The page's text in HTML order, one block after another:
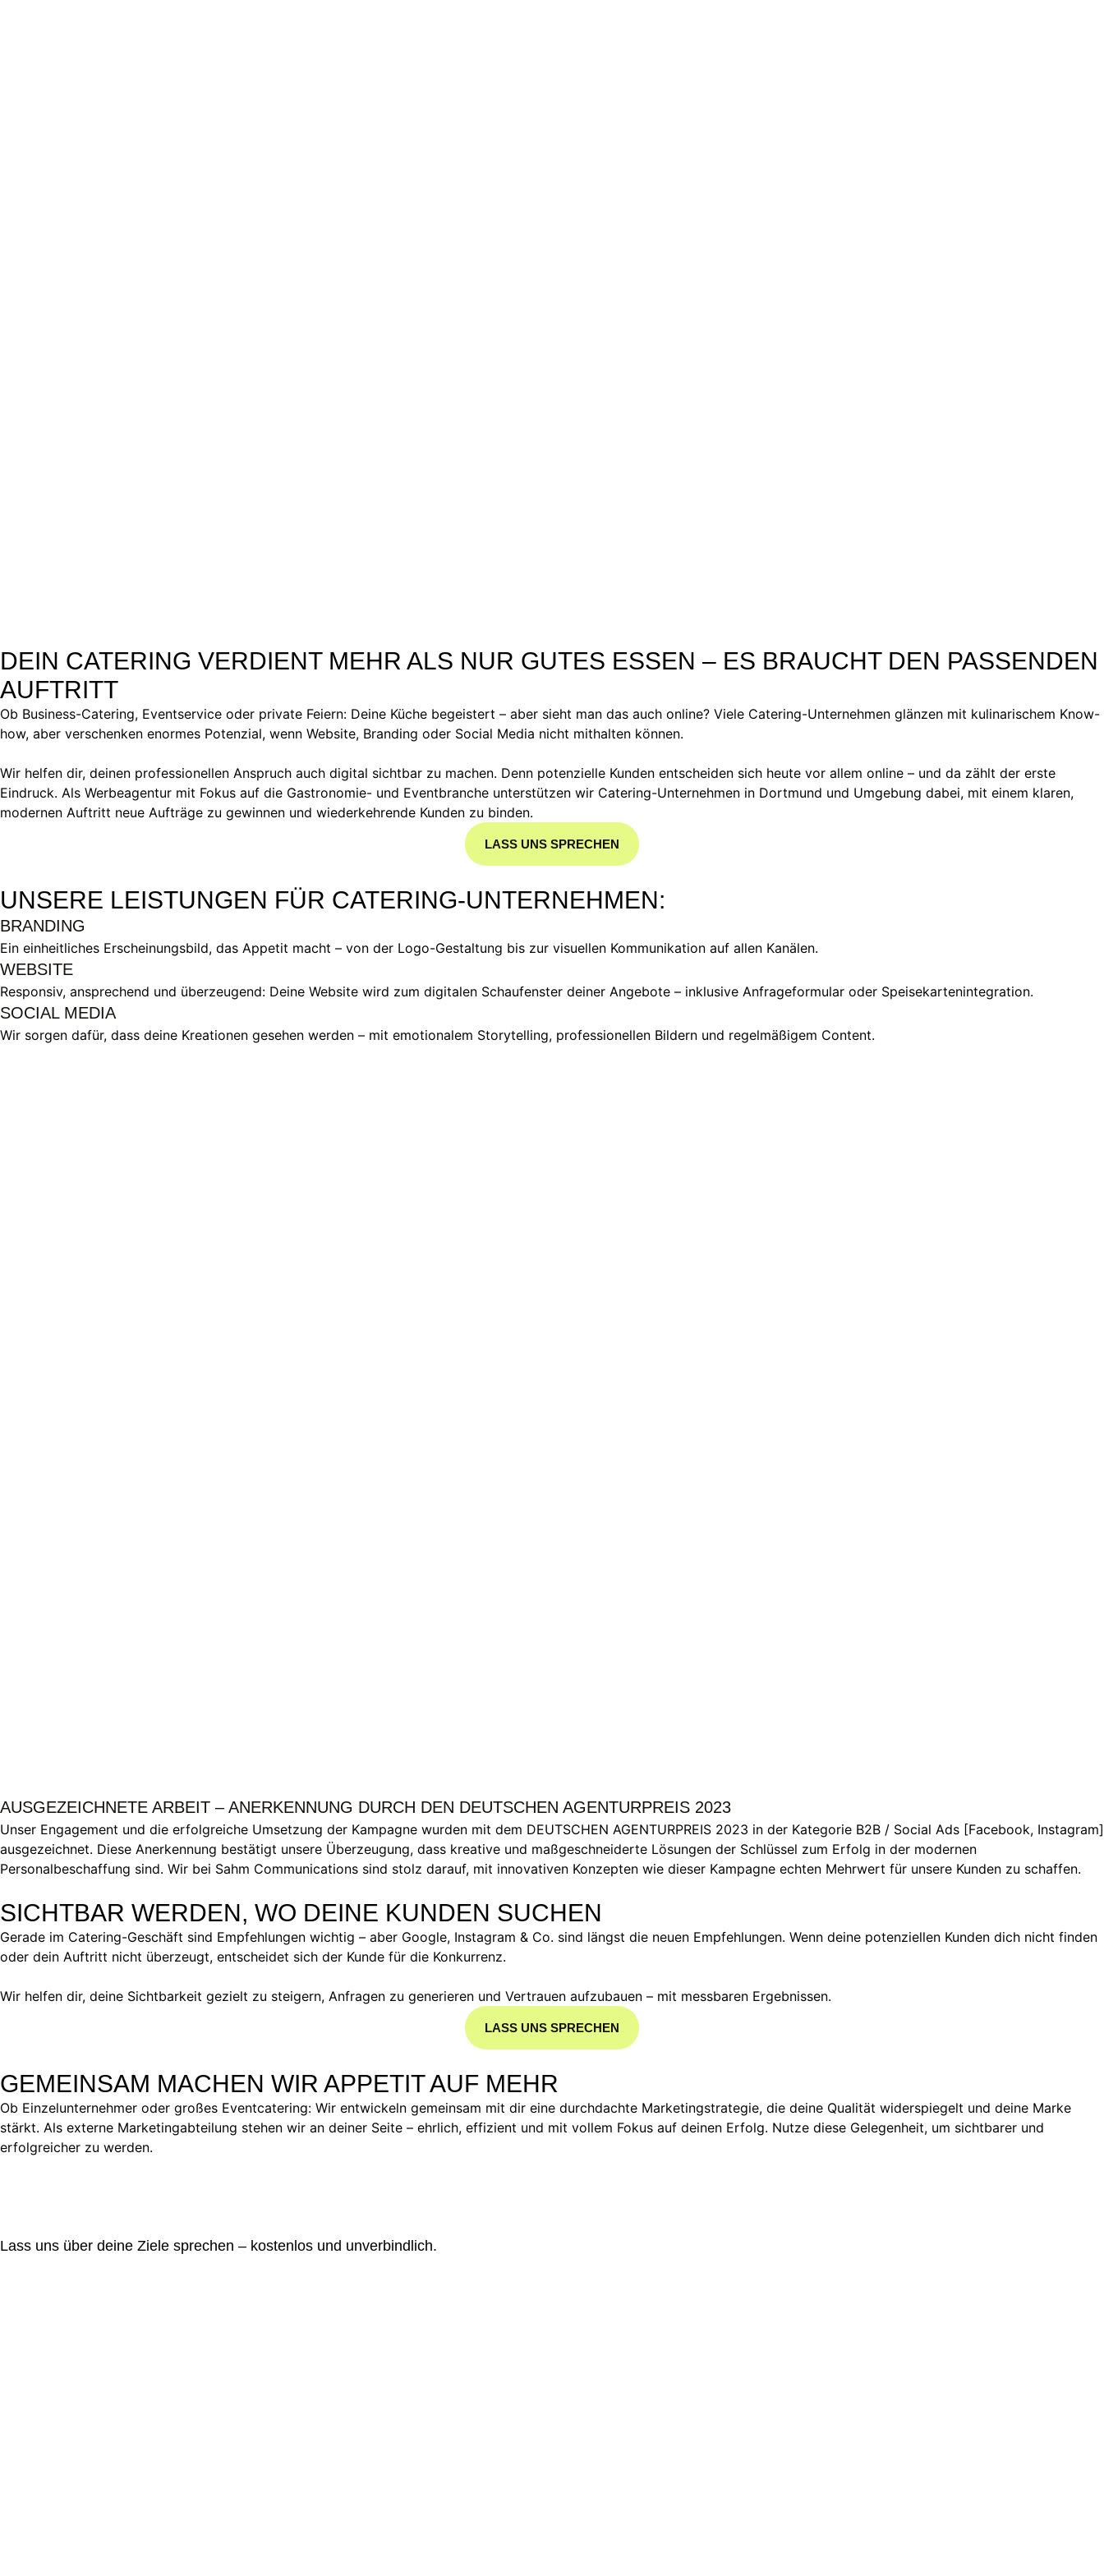
DEIN CATERING VERDIENT MEHR ALS NUR GUTES ESSEN – ES BRAUCHT DEN PASSENDEN
AUFTRITT
Ob Business-Catering, Eventservice oder private Feiern: Deine Küche begeistert – aber sieht man das auch online? Viele Catering-Unternehmen glänzen mit kulinarischem Know-
how, aber verschenken enormes Potenzial, wenn Website, Branding oder Social Media nicht mithalten können.
Wir helfen dir, deinen professionellen Anspruch auch digital sichtbar zu machen. Denn potenzielle Kunden entscheiden sich heute vor allem online – und da zählt der erste
Eindruck. Als Werbeagentur mit Fokus auf die Gastronomie- und Eventbranche unterstützen wir Catering-Unternehmen in Dortmund und Umgebung dabei, mit einem klaren,
modernen Auftritt neue Aufträge zu gewinnen und wiederkehrende Kunden zu binden.
LASS UNS SPRECHEN
UNSERE LEISTUNGEN FÜR CATERING-UNTERNEHMEN:
BRANDING
Ein einheitliches Erscheinungsbild, das Appetit macht – von der Logo-Gestaltung bis zur visuellen Kommunikation auf allen Kanälen.
WEBSITE
Responsiv, ansprechend und überzeugend: Deine Website wird zum digitalen Schaufenster deiner Angebote – inklusive Anfrageformular oder Speisekartenintegration.
SOCIAL MEDIA
Wir sorgen dafür, dass deine Kreationen gesehen werden – mit emotionalem Storytelling, professionellen Bildern und regelmäßigem Content.
AUSGEZEICHNETE ARBEIT – ANERKENNUNG DURCH DEN DEUTSCHEN AGENTURPREIS 2023
Unser Engagement und die erfolgreiche Umsetzung der Kampagne wurden mit dem DEUTSCHEN AGENTURPREIS 2023 in der Kategorie B2B / Social Ads [Facebook, Instagram]
ausgezeichnet. Diese Anerkennung bestätigt unsere Überzeugung, dass kreative und maßgeschneiderte Lösungen der Schlüssel zum Erfolg in der modernen
Personalbeschaffung sind. Wir bei Sahm Communications sind stolz darauf, mit innovativen Konzepten wie dieser Kampagne echten Mehrwert für unsere Kunden zu schaffen.
SICHTBAR WERDEN, WO DEINE KUNDEN SUCHEN
Gerade im Catering-Geschäft sind Empfehlungen wichtig – aber Google, Instagram & Co. sind längst die neuen Empfehlungen. Wenn deine potenziellen Kunden dich nicht finden
oder dein Auftritt nicht überzeugt, entscheidet sich der Kunde für die Konkurrenz.
Wir helfen dir, deine Sichtbarkeit gezielt zu steigern, Anfragen zu generieren und Vertrauen aufzubauen – mit messbaren Ergebnissen.
LASS UNS SPRECHEN
GEMEINSAM MACHEN WIR APPETIT AUF MEHR
Ob Einzelunternehmer oder großes Eventcatering: Wir entwickeln gemeinsam mit dir eine durchdachte Marketingstrategie, die deine Qualität widerspiegelt und deine Marke
stärkt. Als externe Marketingabteilung stehen wir an deiner Seite – ehrlich, effizient und mit vollem Fokus auf deinen Erfolg. Nutze diese Gelegenheit, um sichtbarer und
erfolgreicher zu werden.
Lass uns über deine Ziele sprechen – kostenlos und unverbindlich.